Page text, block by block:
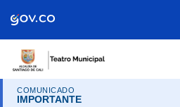
de
COMUNICADO
IMPORTANTE